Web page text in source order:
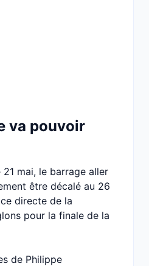
va pouvoir
mai, le barrage aller
être décalé au 26
directe de la
pour la finale de la
de Philippe